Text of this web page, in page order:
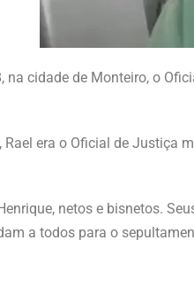
cidade de Monteiro, o
era o Oficial de Justiça
netos e bisnetos.
a todos para o